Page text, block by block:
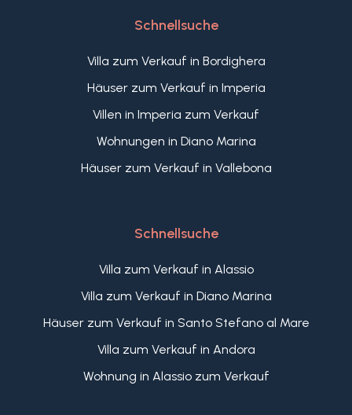
Schnellsuche
Villa zum Verkauf in Bordighera
Häuser zum Verkauf in Imperia
Villen in Imperia zum Verkauf
Wohnungen in Diano Marina
Häuser zum Verkauf in Vallebona
Schnellsuche
Villa zum Verkauf in Alassio
Villa zum Verkauf in Diano Marina
Häuser zum Verkauf in Santo Stefano al Mare
Villa zum Verkauf in Andora
Wohnung in Alassio zum Verkauf